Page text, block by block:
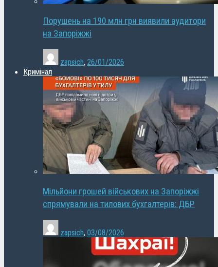
Порушень на 190 млн грн виявили аудитори
на Запоріжжі
zapsich, 26/01/2026
Кримінал
Мільйони грошей військових на Запоріжжі
спрямували на тилових бухгалтерів: ДБР
zapsich, 03/08/2026